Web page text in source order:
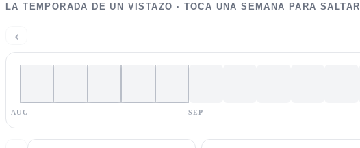
LA TEMPORADA DE UN VISTAZO · TOCA UNA SEMANA PARA SALTAR
‹
AUG SEP